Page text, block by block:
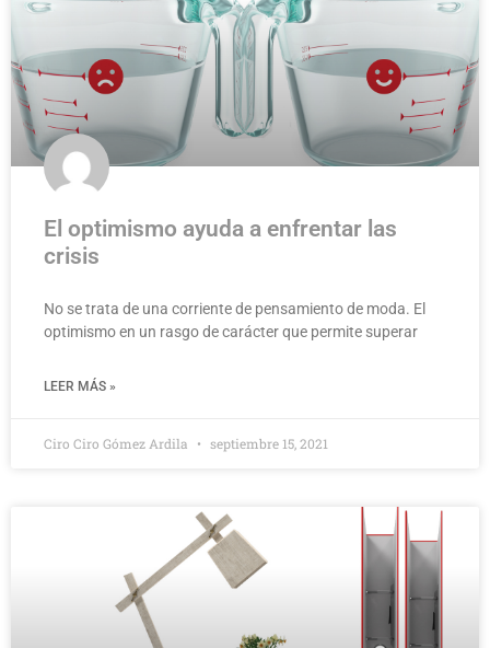
El optimismo ayuda a enfrentar las
crisis
No se trata de una corriente de pensamiento de moda. El
optimismo en un rasgo de carácter que permite superar
LEER MÁS »
Ciro Ciro Gómez Ardila septiembre 15, 2021